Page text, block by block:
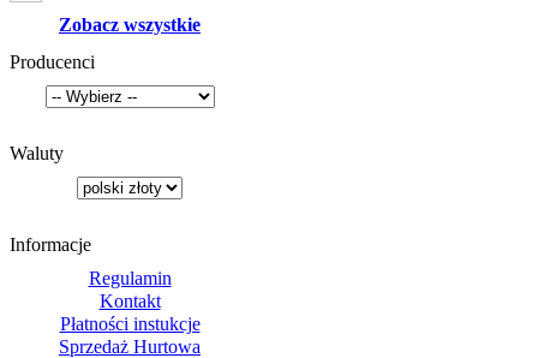
Zobacz wszystkie
Producenci
Waluty
Informacje
Regulamin
Kontakt
Płatności instukcje
Sprzedaż Hurtowa